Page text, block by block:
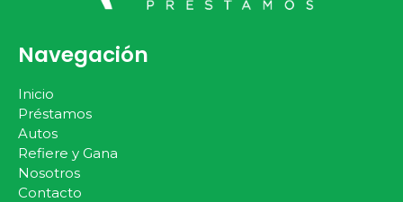
Navegación
Inicio
Préstamos
Autos
Refiere y Gana
Nosotros
Contacto